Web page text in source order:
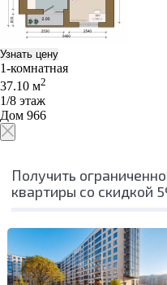
Узнать цену
1-комнатная
37.10 м2
1/8 этаж
Дом 966
Получить
квартиры со скидкой